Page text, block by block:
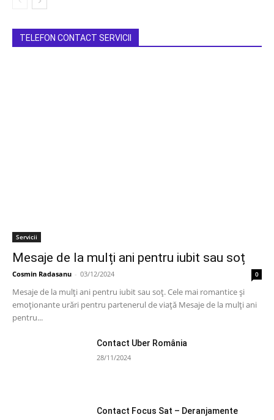
TELEFON CONTACT SERVICII
Servicii
Mesaje de la mulți ani pentru iubit sau soț
Cosmin Radasanu - 03/12/2024 0
Mesaje de la mulți ani pentru iubit sau soț. Cele mai romantice și
emoționante urări pentru partenerul de viață Mesaje de la mulți ani
pentru...
Contact Uber România
28/11/2024
Contact Focus Sat – Deranjamente